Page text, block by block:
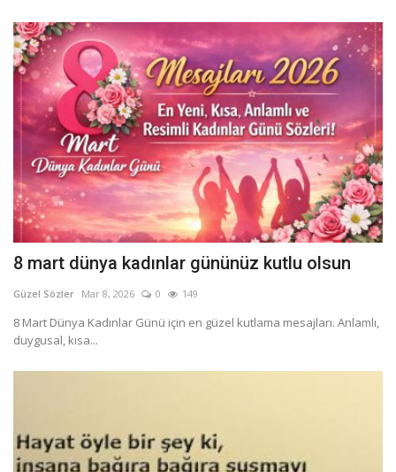
8 mart dünya kadınlar gününüz kutlu olsun
Güzel Sözler Mar 8, 2026 0 149
8 Mart Dünya Kadınlar Günü için en güzel kutlama mesajları. Anlamlı,
duygusal, kısa...